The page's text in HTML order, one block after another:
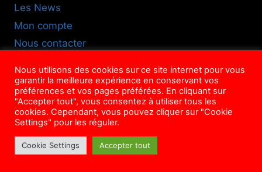
Les News
Mon compte
Nous contacter
CGU
NOUS SUIVRE
© Mag'ison, 2022-2026
Nous utilisons des cookies sur ce site internet pour vous
garantir la meilleure expérience en conservant vos
préférences et vos pages préférées. En cliquant sur
"Accepter tout", vous consentez à utiliser tous les
cookies. Cependant, vous pouvez cliquer sur "Cookie
Settings" pour les réguler.
Cookie Settings Accepter tout